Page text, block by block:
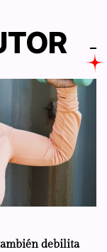
debilita